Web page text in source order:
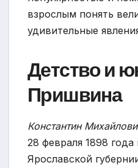
взрослым понять
удивительные
Детство и
Пришвина
Константин
28 февраля 1898
Ярославской